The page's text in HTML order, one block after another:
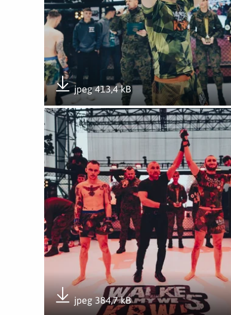
jpeg 413,4 kB
Pobierz załącznik
Otwórz załącznik Podwójne podium 6MBOT
jpeg 384,7 kB